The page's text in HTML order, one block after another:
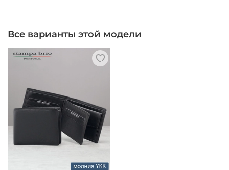
Все варианты этой модели